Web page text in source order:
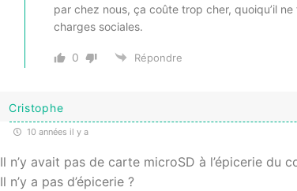
par chez nous, ça coûte trop cher, quoiqu’il
charges sociales.
0 Répondre
Cristophe
10 années il y a
Il n’y avait pas de carte microSD à l’épicerie du
Il n’y a pas d’épicerie ?